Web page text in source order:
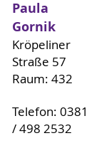
Paula
Gornik
Kröpeliner
Straße 57
Raum: 432
Telefon: 0381
/ 498 2532